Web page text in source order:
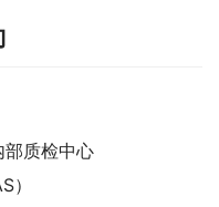
部质检中心
）